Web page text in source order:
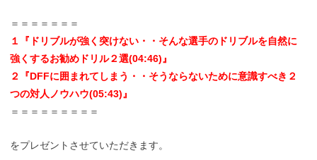
＝＝＝＝＝＝＝
１『ドリブルが強く突けない・・そんな選手のドリブルを自然に
強くするお勧めドリル２選(04:46)』
２『DFFに囲まれてしまう・・そうならないために意識すべき２
つの対人ノウハウ(05:43)』
＝＝＝＝＝＝＝＝＝
をプレゼントさせていただきます。